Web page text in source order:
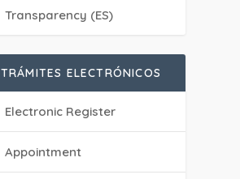
Transparency (ES)
TRÁMITES ELECTRÓNICOS
Electronic Register
Appointment